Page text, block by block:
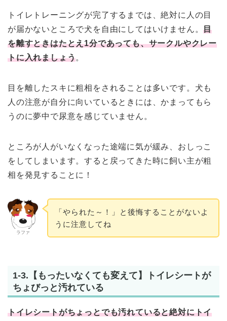
トイレトレーニングが完了するまでは、絶対に人の目
が届かないところで犬を自由にしてはいけません。目
を離すときはたとえ1分であっても、サークルやクレー
トに入れましょう。
目を離したスキに粗相をされることは多いです。犬も
人の注意が自分に向いているときには、かまってもら
うのに夢中で尿意を感じていません。
ところが人がいなくなった途端に気が緩み、おしっこ
をしてしまいます。すると戻ってきた時に飼い主が粗
相を発見することに！
ラファ
「やられた～！」と後悔することがないよ
うに注意してね
1-3.【もったいなくても変えて】トイレシートが
ちょびっと汚れている
トイレシートがちょっとでも汚れていると絶対にトイ